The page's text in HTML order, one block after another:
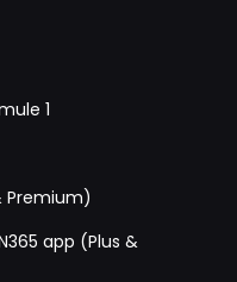
1
Premium)
app (Plus &